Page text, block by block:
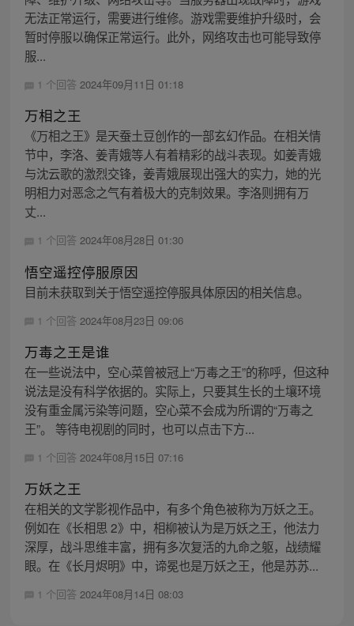
无法正常运行，需要进行维修。游戏需要维护升级时，会
暂时停服以确保正常运行。此外，网络攻击也可能导致停
服...
1 个回答 2024年09月11日 01:18
万相之王
《万相之王》是天蚕土豆创作的一部玄幻作品。在相关情
节中，李洛、姜青娥等人有着精彩的战斗表现。如姜青娥
与沈云歌的激烈交锋，姜青娥展现出强大的实力，她的光
明相力对恶念之气有着极大的克制效果。李洛则拥有万
丈...
1 个回答 2024年08月28日 01:30
悟空遥控停服原因
目前未获取到关于悟空遥控停服具体原因的相关信息。
1 个回答 2024年08月23日 09:06
万毒之王是谁
在一些说法中，空心菜曾被冠上“万毒之王”的称呼，但这种
说法是没有科学依据的。实际上，只要其生长的土壤环境
没有重金属污染等问题，空心菜不会成为所谓的“万毒之
王”。 等待电视剧的同时，也可以点击下方...
1 个回答 2024年08月15日 07:16
万妖之王
在相关的文学影视作品中，有多个角色被称为万妖之王。
例如在《长相思 2》中，相柳被认为是万妖之王，他法力
深厚，战斗思维丰富，拥有多次复活的九命之躯，战绩耀
眼。在《长月烬明》中，谛冕也是万妖之王，他是苏苏...
1 个回答 2024年08月14日 08:03